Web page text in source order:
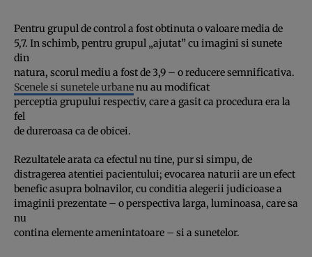
Pentru grupul de control a fost obtinuta o valoare media de
5,7. In schimb, pentru grupul „ajutat” cu imagini si sunete
din
natura, scorul mediu a fost de 3,9 – o reducere semnificativa.
Scenele si sunetele urbanenu au modificat
perceptia grupului respectiv, care a gasit ca procedura era la
fel
de dureroasa ca de obicei.
Rezultatele arata ca efectul nu tine, pur si simpu, de
distragerea atentiei pacientului; evocarea naturii are un efect
benefic asupra bolnavilor, cu conditia alegerii judicioase a
imaginii prezentate – o perspectiva larga, luminoasa, care sa
nu
contina elemente amenintatoare – si a sunetelor.